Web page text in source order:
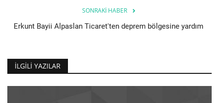
SONRAKI HABER
Erkunt Bayii Alpaslan Ticaret'ten deprem bölgesine yardım
İLGILI YAZILAR